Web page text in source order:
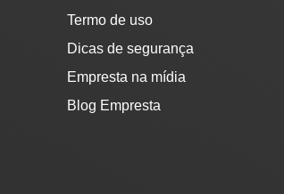
Termo de uso
Dicas de segurança
Empresta na mídia
Blog Empresta